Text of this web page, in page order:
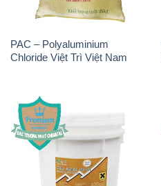
PAC – Polyaluminium
Chloride Việt Trì Việt Nam